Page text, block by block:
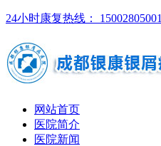
24小时康复热线： 15002805001
网站首页
医院简介
医院新闻